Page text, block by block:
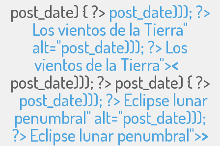
post_date) { ?> post_date))); ?>
Los vientos de la Tierra"
alt="post_date))); ?> Los
vientos de la Tierra"><
post_date))); ?> post_date) { ?>
post_date))); ?> Eclipse lunar
penumbral" alt="post_date)));
?> Eclipse lunar penumbral">>